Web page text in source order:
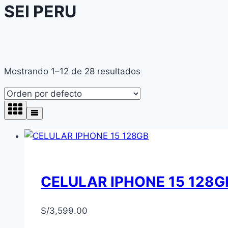
SEI PERU
Mostrando 1–12 de 28 resultados
CELULAR IPHONE 15
S/3,599.00